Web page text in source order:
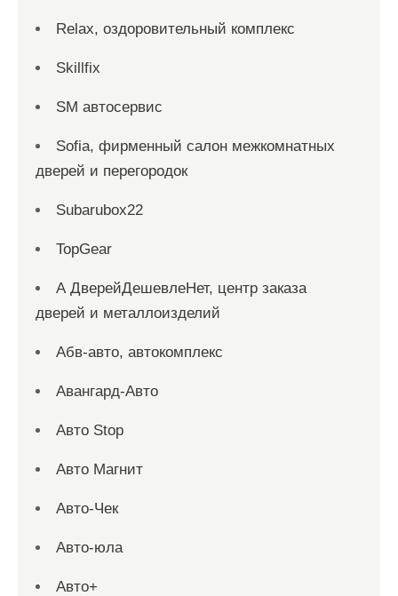
Relax, оздоровительный комплекс
Skillfix
SM автосервис
Sofia, фирменный салон межкомнатных
дверей и перегородок
Subarubox22
TopGear
А ДверейДешевлеНет, центр заказа
дверей и металлоизделий
Абв-авто, автокомплекс
Авангард-Авто
Авто Stop
Авто Магнит
Авто-Чек
Авто-юла
Авто+